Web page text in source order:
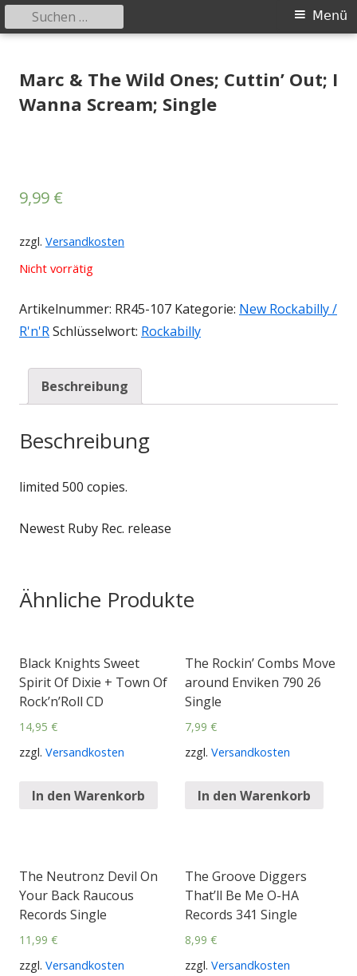
zum
Primäres
Menü
Suchen
nach:
Marc & The Wild Ones; Cuttin’ Out; I
Wanna Scream; Single
9,99 €
zzgl. Versandkosten
Nicht vorrätig
Artikelnummer: RR45-107 Kategorie: New Rockabilly /
R'n'RSchlüsselwort: Rockabilly
Beschreibung
Beschreibung
limited 500 copies.
Newest Ruby Rec. release
Ähnliche Produkte
Black Knights Sweet
Spirit Of Dixie + Town Of
Rock’n’Roll CD
14,95 €
zzgl. Versandkosten
In den Warenkorb
The Rockin’ Combs Move
around Enviken 790 26
Single
7,99 €
zzgl. Versandkosten
In den Warenkorb
The Neutronz Devil On
Your Back Raucous
Records Single
11,99 €
zzgl. Versandkosten
The Groove Diggers
That’ll Be Me O-HA
Records 341 Single
8,99 €
zzgl. Versandkosten